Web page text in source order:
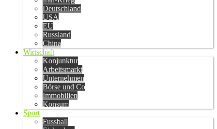
Deutschland
USA
EU
Russland
China
Wirtschaft
Konjunktur
Arbeitsmarkt
Unternehmen
Börse und Co
Immobilien
Konsum
Sport
Fussball